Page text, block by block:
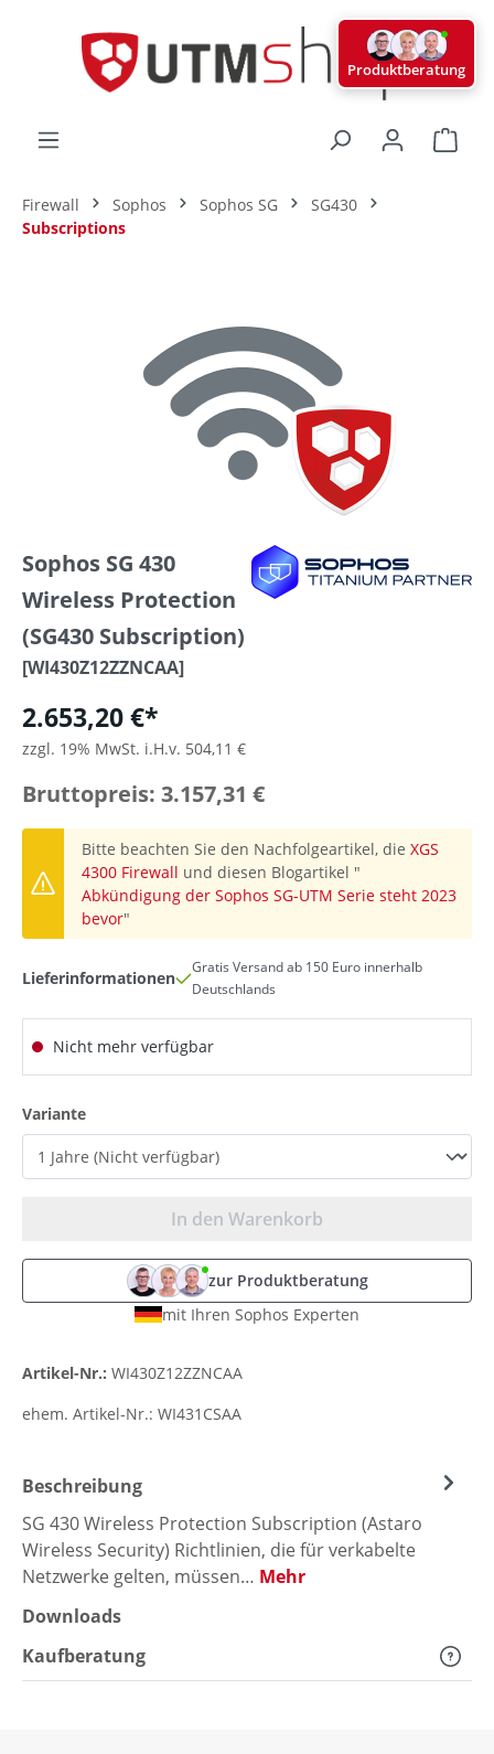
Firewall Sophos Sophos SG
SG430
Subscriptions
Sophos SG 430
Wireless Protection
(SG430 Subscription)
[WI430Z12ZZNCAA]
2.653,20 €*
zzgl. 19% MwSt. i.H.v. 504,11 €
Bruttopreis: 3.157,31 €
Bitte beachten Sie den Nachfolgeartikel, die XGS
4300 Firewall und diesen Blogartikel "
Abkündigung der Sophos SG-UTM Serie steht 2023
bevor"
Lieferinformationen
Gratis Versand ab 150 Euro innerhalb
Deutschlands
Nicht mehr verfügbar
Varianteauswählen
In den Warenkorb
zur Produktberatung
mit Ihren Sophos Experten
Artikel-Nr.: WI430Z12ZZNCAA
ehem. Artikel-Nr.: WI431CSAA
Beschreibung
SG 430 Wireless Protection Subscription (Astaro
Wireless Security) Richtlinien, die für verkabelte
Netzwerke gelten, müssen… Mehr
Downloads
Kaufberatung
Produktberatung